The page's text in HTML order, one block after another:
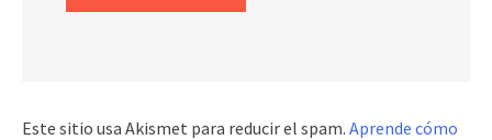
Este sitio usa Akismet para reducir el spam. Aprende cómo